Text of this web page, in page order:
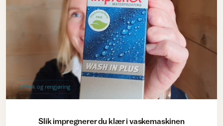
Vask og rengjøring
Slik impregnerer du klær i vaskemaskinen